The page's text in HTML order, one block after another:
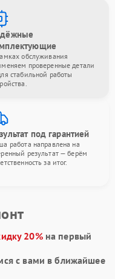
обслуживания
проверенные детали
стабильной работы
под гарантией
работа направлена на
результат — берём
за итог.
20%на первый
с вами в ближайшее